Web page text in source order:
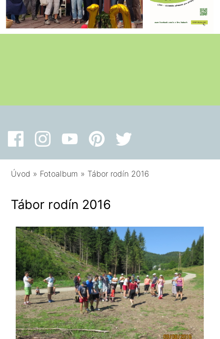
Úvod » Fotoalbum » Tábor rodín 2016
Tábor rodín 2016